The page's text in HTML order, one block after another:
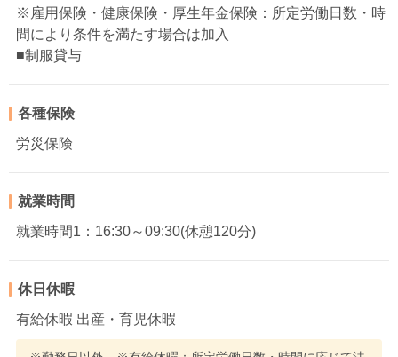
※雇用保険・健康保険・厚生年金保険：所定労働日数・時
間により条件を満たす場合は加入
■制服貸与
各種保険
労災保険
就業時間
就業時間1：16:30～09:30(休憩120分)
休日休暇
有給休暇 出産・育児休暇